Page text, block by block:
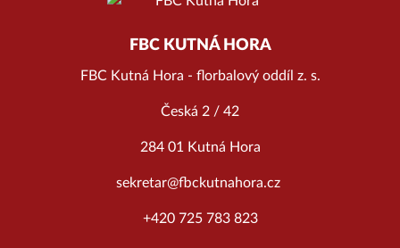
FBC KUTNÁ HORA
FBC Kutná Hora - florbalový oddíl z. s.
Česká 2 / 42
284 01 Kutná Hora
sekretar@fbckutnahora.cz
+420 725 783 823